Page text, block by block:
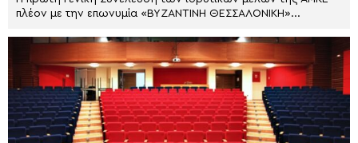
πλέον με την επωνυμία «ΒΥΖΑΝΤΙΝΗ ΘΕΣΣΑΛΟΝΙΚΗ»...